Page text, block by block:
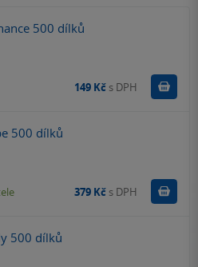
500 dílků
149 Kč s DPH
500 dílků
379 Kč s DPH
500 dílků